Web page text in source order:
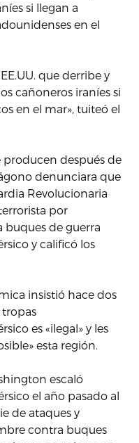
si llegan a
en el
que derribe y
cañoneros iraníes si
en el mar», tuiteó el
producen después de
denunciara que
Revolucionaria
por
buques de guerra
y calificó los
insistió hace dos
tropas
es «ilegal» y les
esta región.
escaló
el año pasado al
de ataques y
contra buques